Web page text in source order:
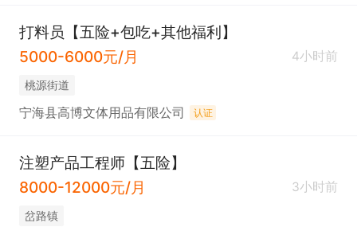
打料员【五险+包吃+其他福利】
5000-6000元/月
4小时前
桃源街道
宁海县高博文体用品有限公司 认证
注塑产品工程师【五险】
8000-12000元/月
3小时前
岔路镇